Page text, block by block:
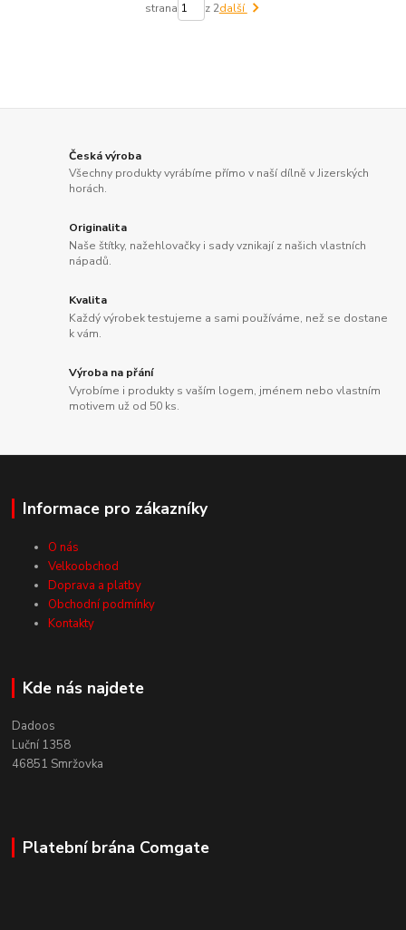
strana z 2další
Česká výroba
Všechny produkty vyrábíme přímo v naší dílně v Jizerských
horách.
Originalita
Naše štítky, nažehlovačky i sady vznikají z našich vlastních
nápadů.
Kvalita
Každý výrobek testujeme a sami používáme, než se dostane
k vám.
Výroba na přání
Vyrobíme i produkty s vaším logem, jménem nebo vlastním
motivem už od 50 ks.
Informace pro zákazníky
O nás
Velkoobchod
Doprava a platby
Obchodní podmínky
Kontakty
Kde nás najdete
Dadoos
Luční 1358
46851 Smržovka
Platební brána Comgate